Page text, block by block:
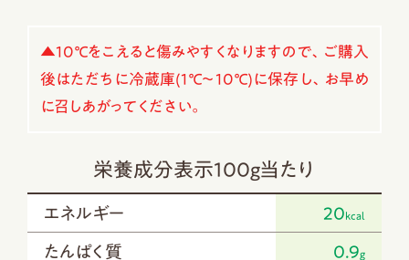
▲10℃をこえると傷みやすくなりますので、ご購入
後はただちに冷蔵庫(1℃～10℃)に保存し、お早め
に召しあがってください。
栄養成分表示100g当たり
エネルギー 20kcal
たんぱく質 0.9g